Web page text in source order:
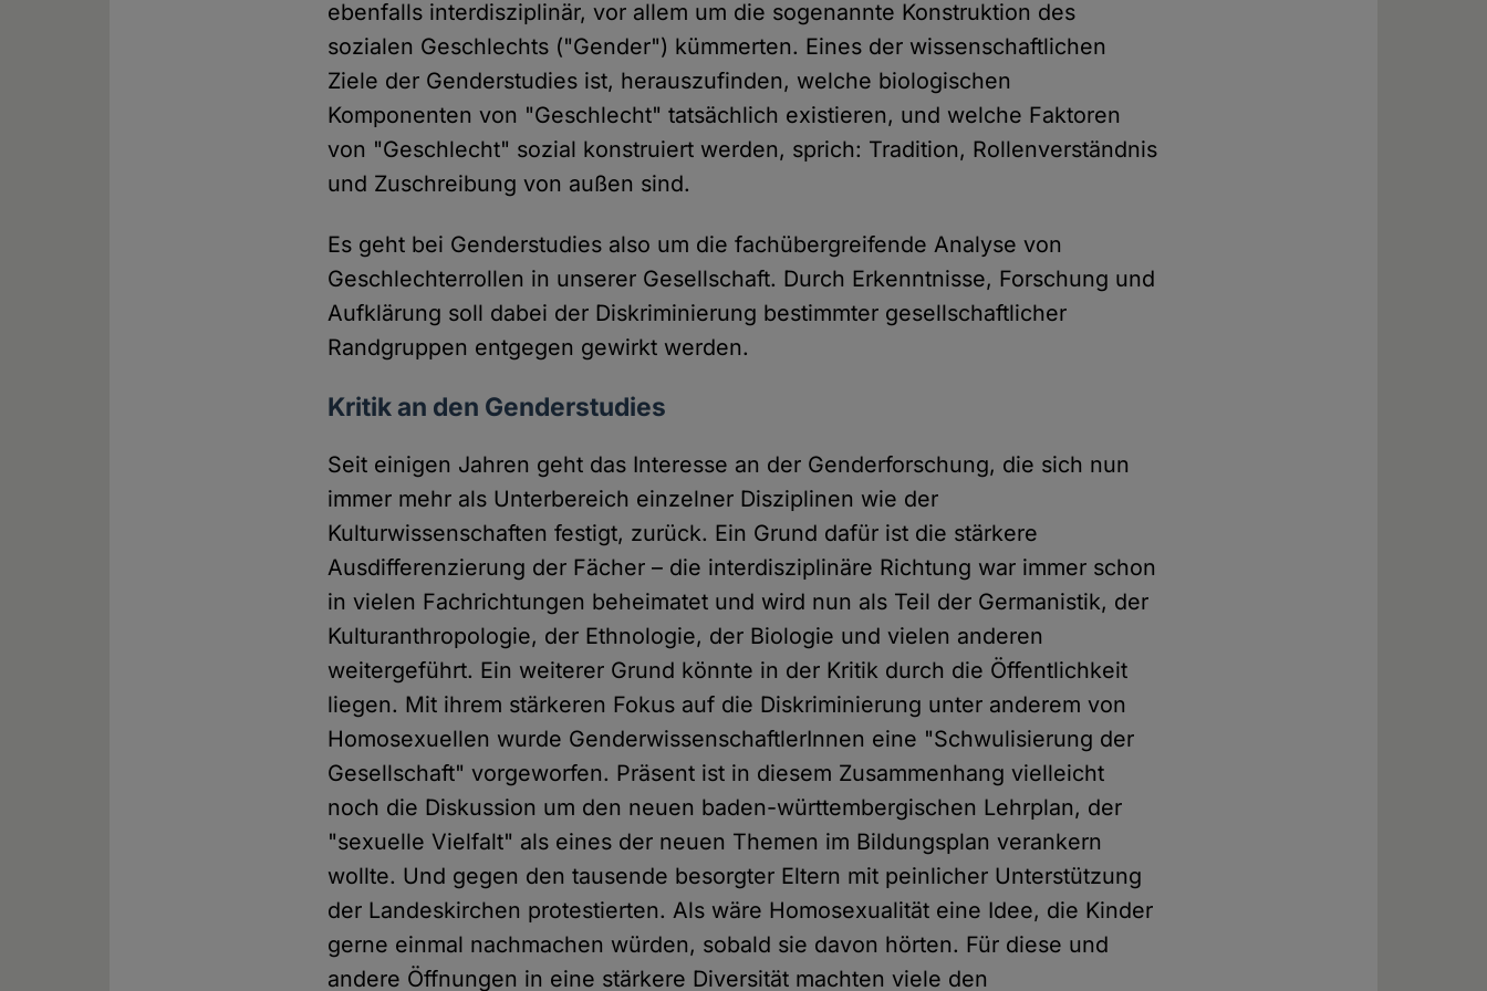
ebenfalls interdisziplinär, vor allem um die sogenannte Konstruktion des
sozialen Geschlechts ("Gender") kümmerten. Eines der wissenschaftlichen
Ziele der Genderstudies ist, herauszufinden, welche biologischen
Komponenten von "Geschlecht" tatsächlich existieren, und welche Faktoren
von "Geschlecht" sozial konstruiert werden, sprich: Tradition, Rollenverständnis
und Zuschreibung von außen sind.
Es geht bei Genderstudies also um die fachübergreifende Analyse von
Geschlechterrollen in unserer Gesellschaft. Durch Erkenntnisse, Forschung und
Aufklärung soll dabei der Diskriminierung bestimmter gesellschaftlicher
Randgruppen entgegen gewirkt werden.
Kritik an den Genderstudies
Seit einigen Jahren geht das Interesse an der Genderforschung, die sich nun
immer mehr als Unterbereich einzelner Disziplinen wie der
Kulturwissenschaften festigt, zurück. Ein Grund dafür ist die stärkere
Ausdifferenzierung der Fächer – die interdisziplinäre Richtung war immer schon
in vielen Fachrichtungen beheimatet und wird nun als Teil der Germanistik, der
Kulturanthropologie, der Ethnologie, der Biologie und vielen anderen
weitergeführt. Ein weiterer Grund könnte in der Kritik durch die Öffentlichkeit
liegen. Mit ihrem stärkeren Fokus auf die Diskriminierung unter anderem von
Homosexuellen wurde GenderwissenschaftlerInnen eine "Schwulisierung der
Gesellschaft" vorgeworfen. Präsent ist in diesem Zusammenhang vielleicht
noch die Diskussion um den neuen baden-württembergischen Lehrplan, der
"sexuelle Vielfalt" als eines der neuen Themen im Bildungsplan verankern
wollte. Und gegen den tausende besorgter Eltern mit peinlicher Unterstützung
der Landeskirchen protestierten. Als wäre Homosexualität eine Idee, die Kinder
gerne einmal nachmachen würden, sobald sie davon hörten. Für diese und
andere Öffnungen in eine stärkere Diversität machten viele den